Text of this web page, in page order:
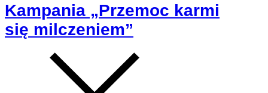
Kampania „Przemoc karmi
się milczeniem”